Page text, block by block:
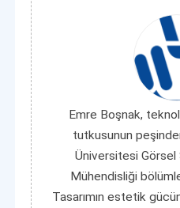
Emre Boşnak,
tutkusunun
Üniversitesi Görsel
Mühendisliği
Tasarımın estetik